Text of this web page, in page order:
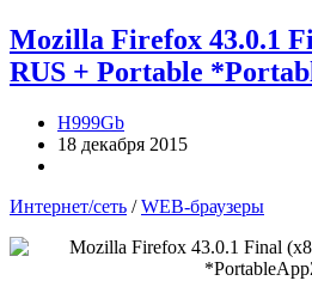
Mozilla Firefox 43.0.1
RUS + Portable
H999Gb
18 декабря 2015
Интернет/сеть /WEB-браузеры